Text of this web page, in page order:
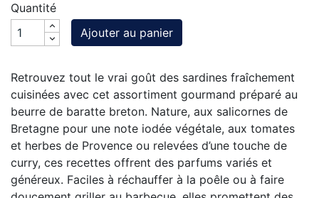
Quantité
Ajouter au panier
Retrouvez tout le vrai goût des sardines fraîchement
cuisinées avec cet assortiment gourmand préparé au
beurre de baratte breton. Nature, aux salicornes de
Bretagne pour une note iodée végétale, aux tomates
et herbes de Provence ou relevées d’une touche de
curry, ces recettes offrent des parfums variés et
généreux. Faciles à réchauffer à la poêle ou à faire